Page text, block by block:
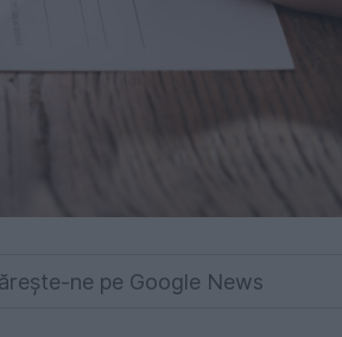
ne pe Google News